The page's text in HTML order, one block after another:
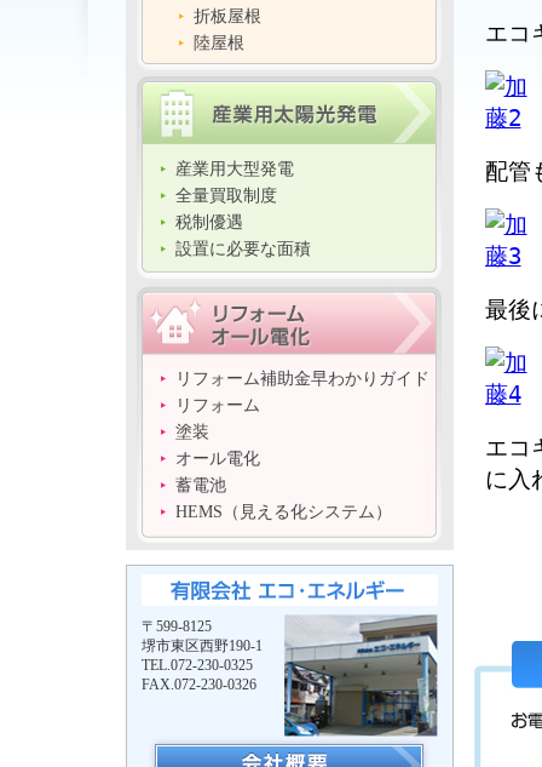
折板屋根
陸屋根
産業用大型発電
全量買取制度
税制優遇
設置に必要な面積
リフォーム補助金早わかりガイド
リフォーム
塗装
オール電化
蓄電池
HEMS（見える化システム）
〒599-8125
堺市東区西野190-1
TEL.072-230-0325
FAX.072-230-0326
エコ
配管
最後
エコ
に入